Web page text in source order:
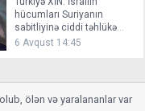
hücumları Suriyanın
sabitliyinə ciddi təhlükə
yaradır
6 Avqust 14:45
ölən və yaralananlar var